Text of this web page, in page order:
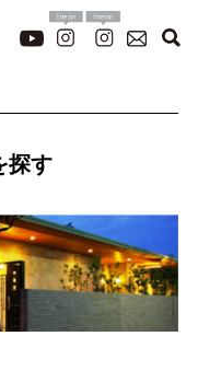
探す